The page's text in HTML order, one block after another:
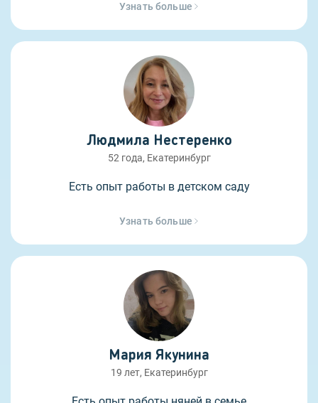
Узнать больше
Людмила Нестеренко
52 года, Екатеринбург
Есть опыт работы в детском саду
Узнать больше
Мария Якунина
19 лет, Екатеринбург